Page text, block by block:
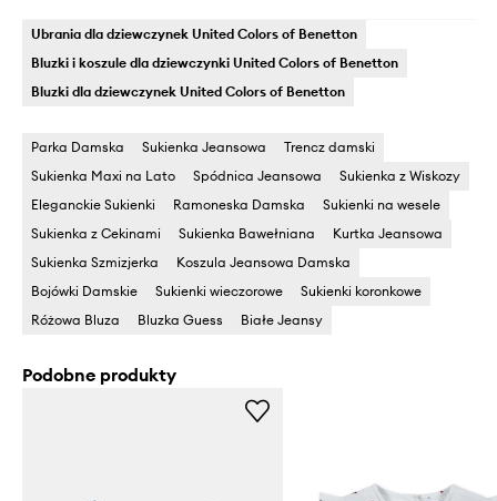
Ubrania dla dziewczynek United Colors of Benetton
Bluzki i koszule dla dziewczynki United Colors of Benetton
Bluzki dla dziewczynek United Colors of Benetton
Parka Damska Sukienka Jeansowa
Trencz damski
Sukienka Maxi na Lato
Spódnica Jeansowa
Sukienka z Wiskozy
Eleganckie Sukienki
Ramoneska Damska
Sukienki na wesele
Sukienka z Cekinami
Sukienka Bawełniana
Kurtka Jeansowa
Sukienka Szmizjerka
Koszula Jeansowa Damska
Bojówki Damskie
Sukienki wieczorowe
Sukienki koronkowe
Różowa Bluza
Bluzka Guess Białe Jeansy
Podobne produkty